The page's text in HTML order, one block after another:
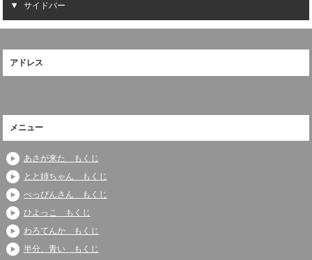
サイドバー
アドレス
メニュー
あさが来た もくじ
とと姉ちゃん もくじ
べっぴんさん もくじ
ひよっこ もくじ
わろてんか もくじ
半分、青い もくじ